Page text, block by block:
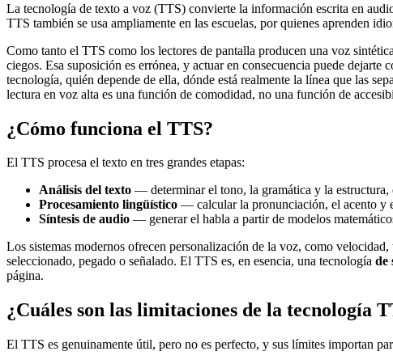
La tecnología de texto a voz (TTS) convierte la información escrita en
TTS también se usa ampliamente en las escuelas, por quienes aprenden
Como tanto el TTS como los lectores de pantalla producen una voz
ciegos. Esa suposición es errónea, y actuar en consecuencia puede
tecnología, quién depende de ella, dónde está realmente la línea que las
lectura en voz alta es una función de comodidad, no una función de
¿Cómo funciona el TTS?
El TTS procesa el texto en tres grandes etapas:
Análisis del texto — determinar el tono, la gramática y la estructura,
Procesamiento lingüístico — calcular la pronunciación, el acento y
Síntesis de audio — generar el habla a partir de modelos
Los sistemas modernos ofrecen personalización de la voz, como
seleccionado, pegado o señalado. El TTS es, en esencia, una tecnología de
página.
¿Cuáles son las limitaciones de la tecnología
El TTS es genuinamente útil, pero no es perfecto, y sus límites importan